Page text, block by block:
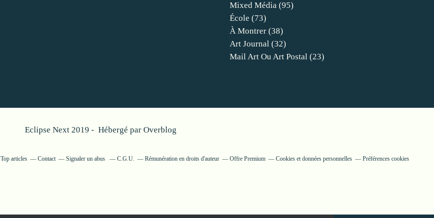
Mixed Média (95)
École (73)
À Montrer (38)
Art Journal (32)
Mail Art Ou Art Postal (23)
Eclipse Next 2019 - Hébergé par Overblog
Top articles Contact Signaler un abus C.G.U. Rémunération en droits d'auteur Offre Premium Cookies et données personnelles Préférences cookies